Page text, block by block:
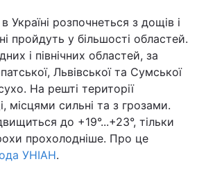
розпочнеться з дощів і
пройдуть у більшості областей.
і північних областей, за
Львівської та Сумської
На решті території
місцями сильні та з грозами.
до +19°...+23°, тільки
прохолодніше. Про це
УНІАН.